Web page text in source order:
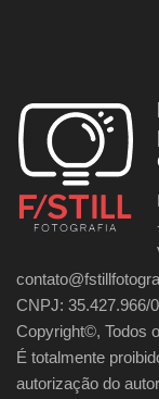
CNPJ: 35.427.966/
Copyright©, Todos
É totalmente
autorização do